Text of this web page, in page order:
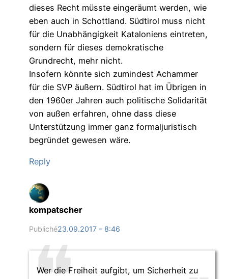
dieses Recht müsste eingeräumt werden, wie
eben auch in Schottland. Südtirol muss nicht
für die Unabhängigkeit Kataloniens eintreten,
sondern für dieses demokratische
Grundrecht, mehr nicht.
Insofern könnte sich zumindest Achammer
für die SVP äußern. Südtirol hat im Übrigen in
den 1960er Jahren auch politische Solidarität
von außen erfahren, ohne dass diese
Unterstützung immer ganz formaljuristisch
begründet gewesen wäre.
Reply
kompatscher
Publiché23.09.2017 – 8:46
Wer die Freiheit aufgibt, um Sicherheit zu